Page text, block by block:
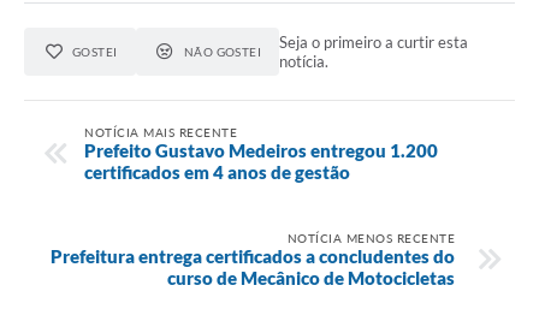
GOSTEI NÃO GOSTEI
Seja o primeiro a curtir esta
notícia.
NOTÍCIA MAIS RECENTE
Prefeito Gustavo Medeiros entregou 1.200
certificados em 4 anos de gestão
NOTÍCIA MENOS RECENTE
Prefeitura entrega certificados a concludentes do
curso de Mecânico de Motocicletas